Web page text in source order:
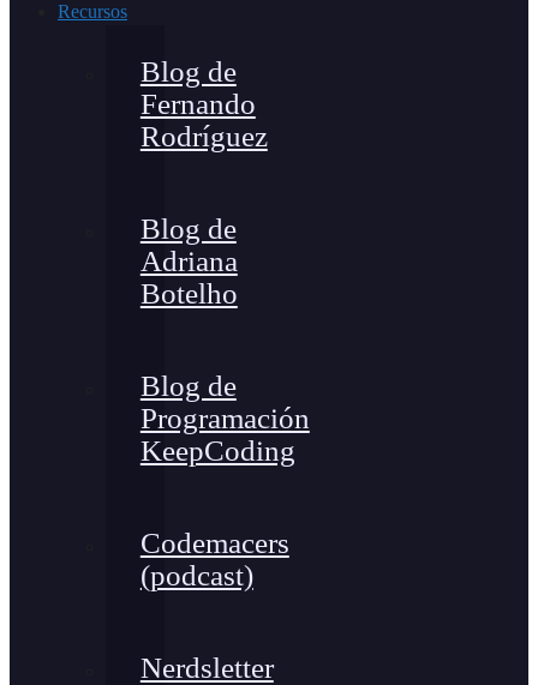
Recursos
Blog de
Fernando
Rodríguez
Blog de
Adriana
Botelho
Blog de
Programación
KeepCoding
Codemacers
(podcast)
Nerdsletter